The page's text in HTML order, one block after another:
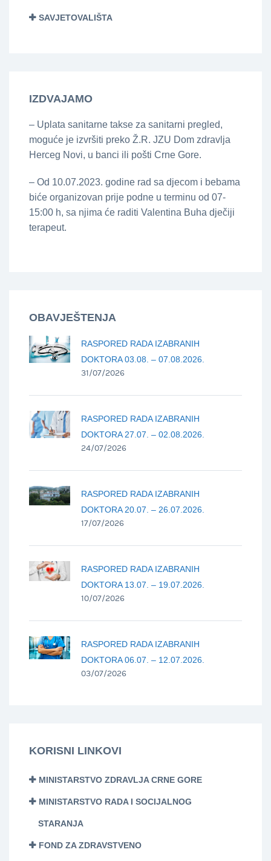
SAVJETOVALIŠTA
IZDVAJAMO
– Uplata sanitarne takse za sanitarni pregled,
moguće je izvršiti preko Ž.R. JZU Dom zdravlja
Herceg Novi, u banci ili pošti Crne Gore.
– Od 10.07.2023. godine rad sa djecom i bebama
biće organizovan prije podne u terminu od 07-
15:00 h, sa njima će raditi Valentina Buha dječiji
terapeut.
OBAVJEŠTENJA
RASPORED RADA IZABRANIH
DOKTORA 03.08. – 07.08.2026.
31/07/2026
RASPORED RADA IZABRANIH
DOKTORA 27.07. – 02.08.2026.
24/07/2026
RASPORED RADA IZABRANIH
DOKTORA 20.07. – 26.07.2026.
17/07/2026
RASPORED RADA IZABRANIH
DOKTORA 13.07. – 19.07.2026.
10/07/2026
RASPORED RADA IZABRANIH
DOKTORA 06.07. – 12.07.2026.
03/07/2026
KORISNI LINKOVI
MINISTARSTVO ZDRAVLJA CRNE GORE
MINISTARSTVO RADA I SOCIJALNOG
STARANJA
FOND ZA ZDRAVSTVENO